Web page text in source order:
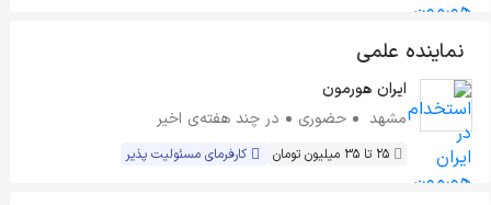
نماینده علمی
ایران هورمون
مشهد
حضوری در چند هفته‌ی اخیر
25 تا 35 میلیون تومان کارفرمای مسئولیت پذیر